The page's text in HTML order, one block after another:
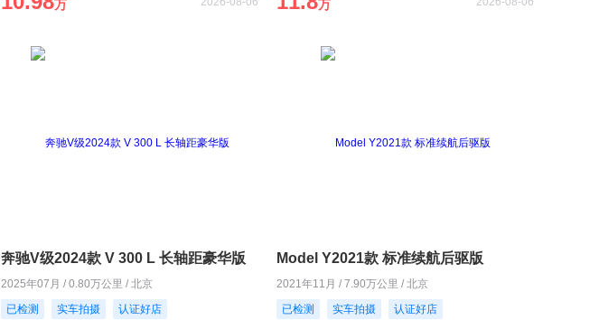
万 万
奔驰V级2024款 V 300 L 长轴距豪华版
2025年07月 / 0.80万公里 / 北京
已检测
实车拍摄 认证好店
Model Y2021款 标准续航后驱版
2021年11月 / 7.90万公里 / 北京
已检测
实车拍摄 认证好店